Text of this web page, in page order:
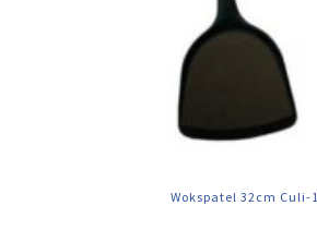
Wokspatel 32cm Culi-1